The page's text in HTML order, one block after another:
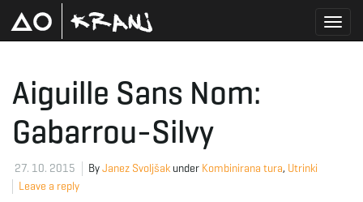
Aiguille Sans Nom:
Gabarrou-Silvy
27. 10. 2015 ByJanez Svoljšak under Kombinirana tura, Utrinki
Leave a reply